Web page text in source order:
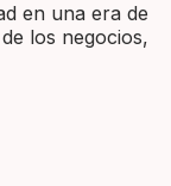
en una era de
los negocios,